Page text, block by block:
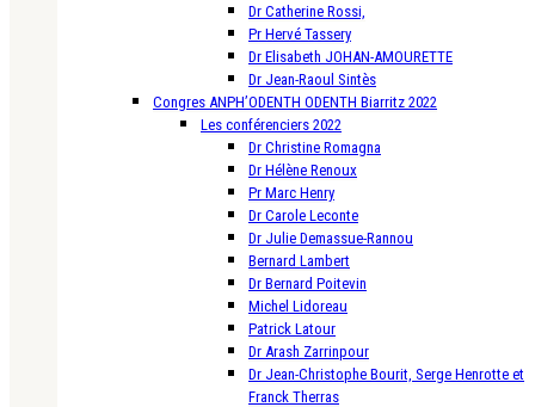
Dr Catherine Rossi,
Pr Hervé Tassery
Dr Elisabeth JOHAN-AMOURETTE
Dr Jean-Raoul Sintès
Congres ANPH’ODENTH ODENTH Biarritz 2022
Les conférenciers 2022
Dr Christine Romagna
Dr Hélène Renoux
Pr Marc Henry
Dr Carole Leconte
Dr Julie Demassue-Rannou
Bernard Lambert
Dr Bernard Poitevin
Michel Lidoreau
Patrick Latour
Dr Arash Zarrinpour
Dr Jean-Christophe Bourit, Serge Henrotte et
Franck Therras